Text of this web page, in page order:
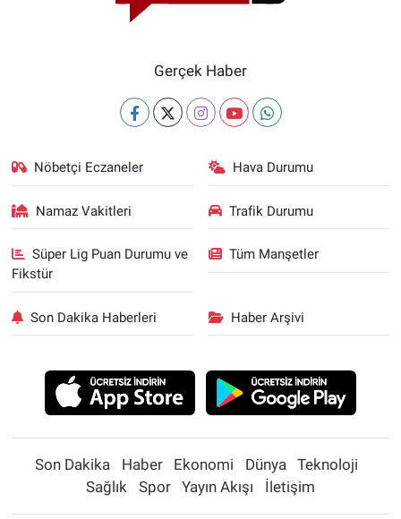
Gerçek Haber
Nöbetçi Eczaneler Hava Durumu
Namaz Vakitleri Trafik Durumu
Süper Lig Puan Durumu ve
Fikstür
Tüm Manşetler
Son Dakika Haberleri Haber Arşivi
Son Dakika Haber Ekonomi Dünya
Teknoloji
Sağlık
Spor Yayın Akışı İletişim